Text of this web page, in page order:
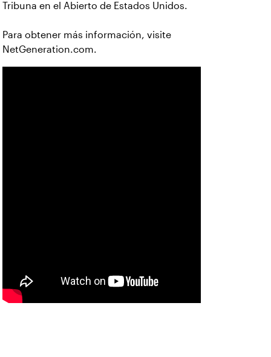
Tribuna en el Abierto de Estados Unidos.
Para obtener más información, visite
NetGeneration.com.